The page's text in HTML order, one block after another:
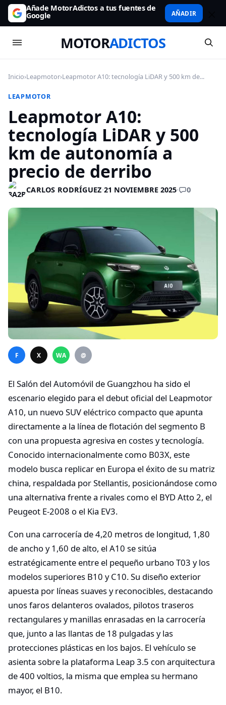
Añade MotorAdictos a tus fuentes de
Google AÑADIR
MOTORADICTOS
Inicio›Leapmotor›Leapmotor A10: tecnología LiDAR y 500 km de...
LEAPMOTOR
Leapmotor A10:
tecnología LiDAR y 500
km de autonomía a
precio de derribo
CARLOS RODRÍGUEZ·21 NOVIEMBRE 2025· 0
F X WA @
El Salón del Automóvil de Guangzhou ha sido el
escenario elegido para el debut oficial del Leapmotor
A10, un nuevo SUV eléctrico compacto que apunta
directamente a la línea de flotación del segmento B
con una propuesta agresiva en costes y tecnología.
Conocido internacionalmente como B03X, este
modelo busca replicar en Europa el éxito de su matriz
china, respaldada por Stellantis, posicionándose como
una alternativa frente a rivales como el BYD Atto 2, el
Peugeot E-2008 o el Kia EV3.
Con una carrocería de 4,20 metros de longitud, 1,80
de ancho y 1,60 de alto, el A10 se sitúa
estratégicamente entre el pequeño urbano T03 y los
modelos superiores B10 y C10. Su diseño exterior
apuesta por líneas suaves y reconocibles, destacando
unos faros delanteros ovalados, pilotos traseros
rectangulares y manillas enrasadas en la carrocería
que, junto a las llantas de 18 pulgadas y las
protecciones plásticas en los bajos. El vehículo se
asienta sobre la plataforma Leap 3.5 con arquitectura
de 400 voltios, la misma que emplea su hermano
mayor, el B10.